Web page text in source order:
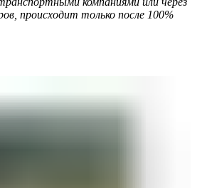
происходит только после 100%